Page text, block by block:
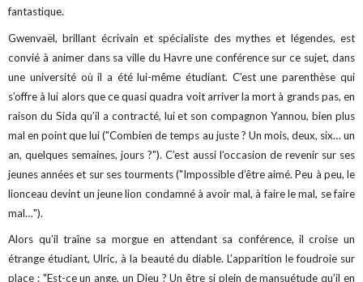
fantastique.
Gwenvaël, brillant écrivain et spécialiste des mythes et légendes, est
convié à animer dans sa ville du Havre une conférence sur ce sujet, dans
une université où il a été lui-même étudiant. C’est une parenthèse qui
s’offre à lui alors que ce quasi quadra voit arriver la mort à grands pas, en
raison du Sida qu’il a contracté, lui et son compagnon Yannou, bien plus
mal en point que lui ("Combien de temps au juste ? Un mois, deux, six… un
an, quelques semaines, jours ?"). C’est aussi l’occasion de revenir sur ses
jeunes années et sur ses tourments ("Impossible d’être aimé. Peu à peu, le
lionceau devint un jeune lion condamné à avoir mal, à faire le mal, se faire
mal…").
Alors qu’il traîne sa morgue en attendant sa conférence, il croise un
étrange étudiant, Ulric, à la beauté du diable. L’apparition le foudroie sur
place : "Est-ce un ange, un Dieu ? Un être si plein de mansuétude qu’il en